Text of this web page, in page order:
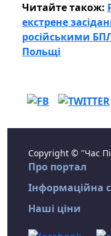
Читайте також:
екстрене
російськими
Польщі
Copyright © "Час
Про портал
Інформаційна
Наші ціни